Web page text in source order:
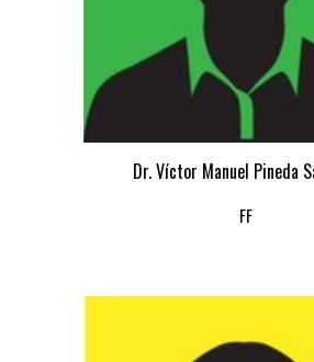
Dr. Víctor Manuel Pineda
FF